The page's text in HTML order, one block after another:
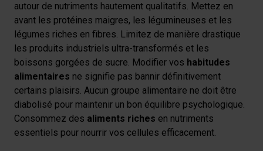
autour de nutriments hautement qualitatifs. Mettez en
avant les protéines maigres, les légumineuses et les
légumes riches en fibres. Limitez de manière drastique
les produits industriels ultra-transformés et les
boissons gorgées de sucre. Modifier vos habitudes
alimentaires ne signifie pas bannir définitivement
certains plaisirs. Aucun groupe alimentaire ne doit être
diabolisé pour maintenir un bon équilibre psychologique.
Consommez des aliments riches en nutriments
essentiels pour nourrir vos cellules efficacement.